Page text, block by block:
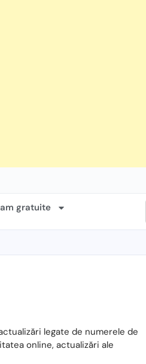
gratuite
legate de numerele de
online, actualizări ale